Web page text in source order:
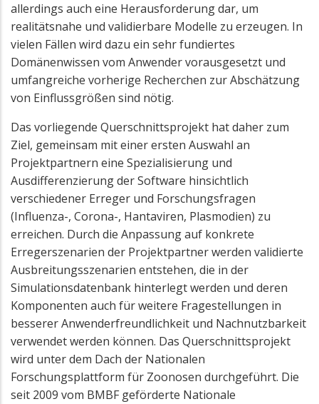
allerdings auch eine Herausforderung dar, um
realitätsnahe und validierbare Modelle zu erzeugen. In
vielen Fällen wird dazu ein sehr fundiertes
Domänenwissen vom Anwender vorausgesetzt und
umfangreiche vorherige Recherchen zur Abschätzung
von Einflussgrößen sind nötig.
Das vorliegende Querschnittsprojekt hat daher zum
Ziel, gemeinsam mit einer ersten Auswahl an
Projektpartnern eine Spezialisierung und
Ausdifferenzierung der Software hinsichtlich
verschiedener Erreger und Forschungsfragen
(Influenza-, Corona-, Hantaviren, Plasmodien) zu
erreichen. Durch die Anpassung auf konkrete
Erregerszenarien der Projektpartner werden validierte
Ausbreitungsszenarien entstehen, die in der
Simulationsdatenbank hinterlegt werden und deren
Komponenten auch für weitere Fragestellungen in
besserer Anwenderfreundlichkeit und Nachnutzbarkeit
verwendet werden können. Das Querschnittsprojekt
wird unter dem Dach der Nationalen
Forschungsplattform für Zoonosen durchgeführt. Die
seit 2009 vom BMBF geförderte Nationale